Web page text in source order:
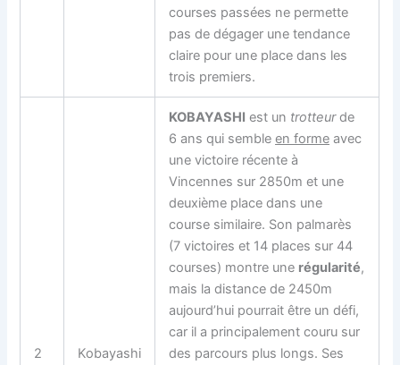
courses passées ne permette
pas de dégager une tendance
claire pour une place dans les
trois premiers.
2 Kobayashi
KOBAYASHI est un trotteurde
6 ans qui sembleen forme avec
une victoire récente à
Vincennes sur 2850m et une
deuxième place dans une
course similaire. Son palmarès
(7 victoires et 14 places sur 44
courses) montre une régularité,
mais la distance de 2450m
aujourd’hui pourrait être un défi,
car il a principalement couru sur
des parcours plus longs. Ses